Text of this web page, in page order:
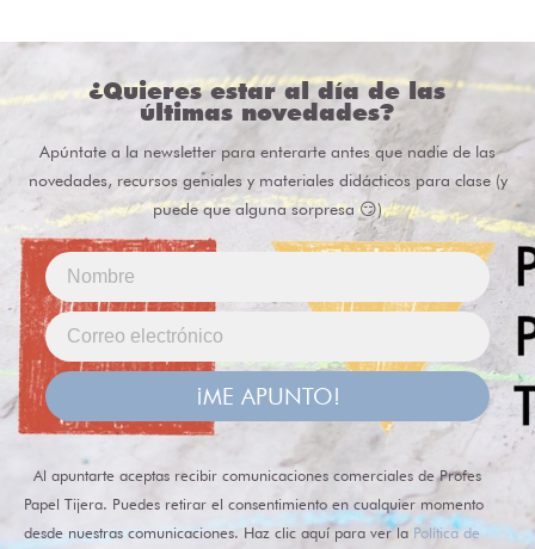
¿Quieres estar al día de las
últimas novedades?
Apúntate a la newsletter para enterarte antes que nadie de las
novedades, recursos geniales y materiales didácticos para clase (y
puede que alguna sorpresa 😏)
¡ME APUNTO!
Al apuntarte aceptas recibir comunicaciones comerciales de Profes
Papel Tijera. Puedes retirar el consentimiento en cualquier momento
desde nuestras comunicaciones. Haz clic aquí para ver la Política de